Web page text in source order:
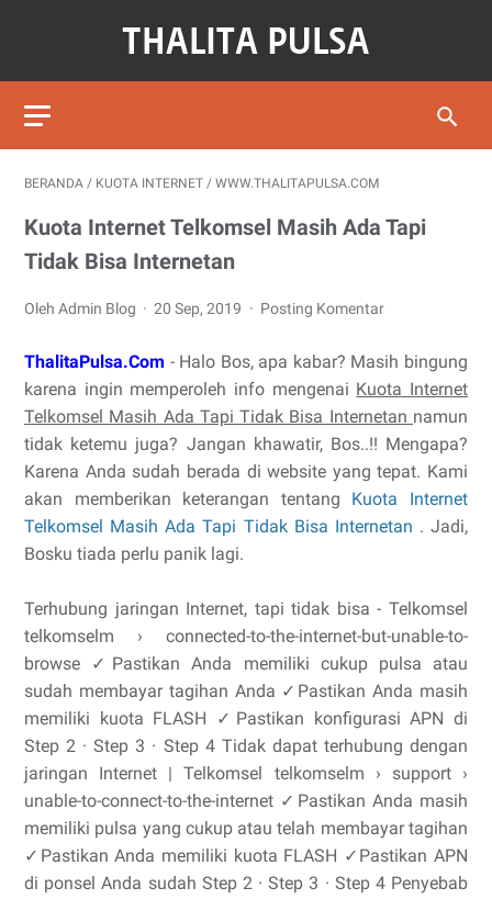
BERANDA / KUOTA INTERNET / WWW.THALITAPULSA.COM
Kuota Internet Telkomsel Masih Ada Tapi
Tidak Bisa Internetan
Oleh Admin Blog 20 Sep, 2019 Posting Komentar
ThalitaPulsa.Com - Halo Bos, apa kabar? Masih bingung
karena ingin memperoleh info mengenai Kuota Internet
Telkomsel Masih Ada Tapi Tidak Bisa Internetan namun
tidak ketemu juga? Jangan khawatir, Bos..!! Mengapa?
Karena Anda sudah berada di website yang tepat. Kami
akan memberikan keterangan tentang Kuota Internet
Telkomsel Masih Ada Tapi Tidak Bisa Internetan . Jadi,
Bosku tiada perlu panik lagi.
Terhubung jaringan Internet, tapi tidak bisa - Telkomsel
telkomselm › connected-to-the-internet-but-unable-to-
browse ✓Pastikan Anda memiliki cukup pulsa atau
sudah membayar tagihan Anda ✓Pastikan Anda masih
memiliki kuota FLASH ✓Pastikan konfigurasi APN di
‎Step 2 · ‎Step 3 · ‎Step 4 Tidak dapat terhubung dengan
jaringan Internet | Telkomsel telkomselm › support ›
unable-to-connect-to-the-internet ✓Pastikan Anda masih
memiliki pulsa yang cukup atau telah membayar tagihan
✓Pastikan Anda memiliki kuota FLASH ✓Pastikan APN
di ponsel Anda sudah ‎Step 2 · ‎Step 3 · ‎Step 4 Penyebab